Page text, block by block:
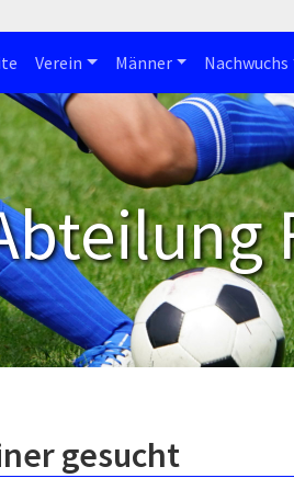
Verein Männer Nachwuchs
gesucht